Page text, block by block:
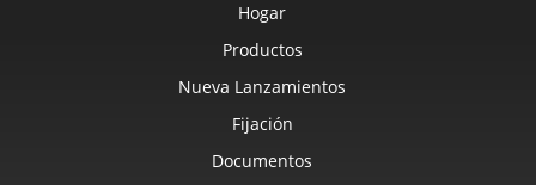
Hogar
Productos
Nueva Lanzamientos
Fijación
Documentos